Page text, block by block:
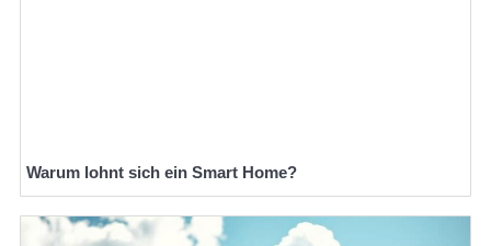
Warum lohnt sich ein Smart Home?